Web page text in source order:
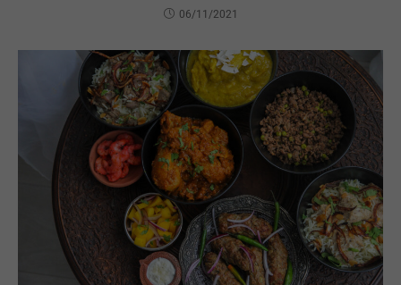
06/11/2021